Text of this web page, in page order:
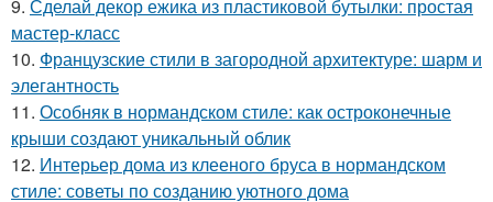
9. Сделай декор ежика из пластиковой бутылки: простая
мастер-класс
10. Французские стили в загородной архитектуре: шарм и
элегантность
11. Особняк в нормандском стиле: как остроконечные
крыши создают уникальный облик
12. Интерьер дома из клееного бруса в нормандском
стиле: советы по созданию уютного дома